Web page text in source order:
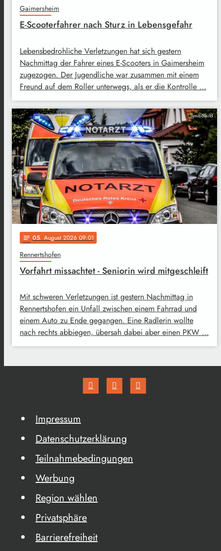
Gaimersheim
E-Scooterfahrer nach Sturz in Lebensgefahr
Lebensbedrohliche Verletzungen hat sich gestern
Nachmittag der Fahrer eines E-Scooters in Gaimersheim
zugezogen. Der Jugendliche war zusammen mit einem
Freund auf dem Roller unterwegs, als er die Kontrolle …
Symbolbild
notes 05. August 2026 09:01
Rennertshofen
Vorfahrt missachtet - Seniorin wird mitgeschleift
Mit schweren Verletzungen ist gestern Nachmittag in
Rennertshofen ein Unfall zwischen einem Fahrrad und
einem Auto zu Ende gegangen. Eine Radlerin wollte
nach rechts abbiegen, übersah dabei aber einen PKW …
Impressum
Datenschutzerklärung
Teilnahmebedingungen
Werbung
Region wählen
Privatsphäre
Barrierefreiheit